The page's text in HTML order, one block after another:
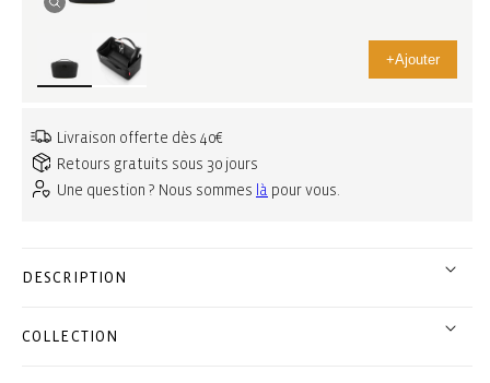
+Ajouter
Livraison offerte dès 40€
Retours gratuits sous 30 jours
Une question ? Nous sommes là pour vous.
DESCRIPTION
COLLECTION